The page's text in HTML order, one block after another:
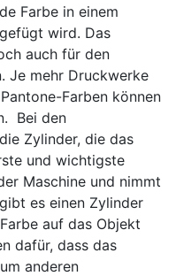
Farbe in einem
wird. Das
auch für den
Je mehr Druckwerke
Farben können
Bei den
Zylinder, die das
und wichtigste
Maschine und nimmt
es einen Zylinder
auf das Objekt
dafür, dass das
anderen